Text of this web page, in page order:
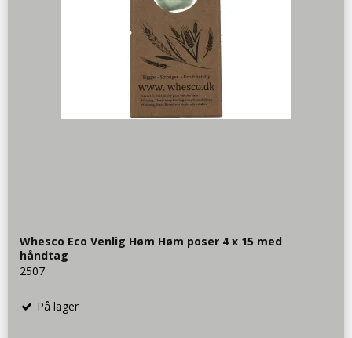
Whesco Eco Venlig Høm Høm poser 4 x 15 med
håndtag
2507
På lager